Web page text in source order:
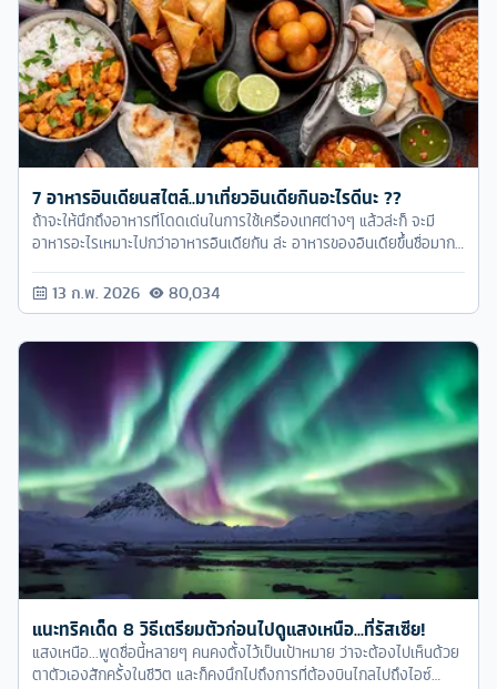
7 อาหารอินเดียนสไตล์..มาเที่ยวอินเดียกินอะไรดีนะ ??
ถ้าจะให้นึกถึงอาหารที่โดดเด่นในการใช้เครื่องเทศต่างๆ แล้วล่ะก็ จะมี
อาหารอะไรเหมาะไปกว่าอาหารอินเดียกัน ล่ะ อาหารของอินเดียขึ้นชื่อมาก
ยาวนานมากกว่า 7,000 ปี อีกทั้งยังมีรูปแบบรสชาติที่หลากหลาย ซึ่งจะ
แตกต่างกันไปในแต่ละภูมิภาคและ สภาพแวดล้อม อีกทั้งยังขึ้นอยู่กับ
13 ก.พ. 2026 80,034
แนะทริคเด็ด 8 วิธีเตรียมตัวก่อนไปดูแสงเหนือ...ที่รัสเซีย!
แสงเหนือ...พูดชื่อนี้หลายๆ คนคงตั้งไว้เป็นเป้าหมาย ว่าจะต้องไปเห็นด้วย
ตาตัวเองสักครั้งในชีวิต และก็คงนึกไปถึงการที่ต้องบินไกลไปถึงไอซ์